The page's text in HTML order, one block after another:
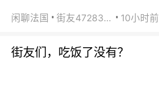
闲聊法国 街友472838572 10小时前
街友们，吃饭了没有？